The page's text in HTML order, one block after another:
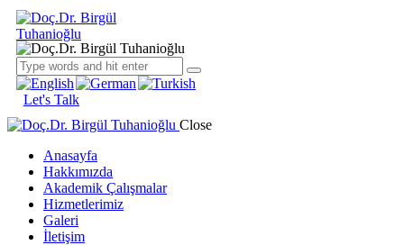
Let's Talk
Close
Anasayfa
Hakkımızda
Akademik Çalışmalar
Hizmetlerimiz
Galeri
İletişim